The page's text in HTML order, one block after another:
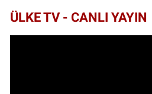
ÜLKE TV - CANLI YAYIN